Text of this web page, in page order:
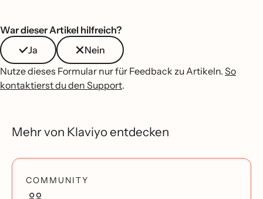
War dieser Artikel hilfreich?
Ja
Nein
Nutze dieses Formular nur für Feedback zu Artikeln. So
kontaktierst du den Support.
Mehr von Klaviyo entdecken
COMMUNITY